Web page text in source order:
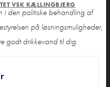
VSK KÆLLINGBJERG
i den politiske behandling af
på løsningsmuligheder,
godt drikkevand til dig.